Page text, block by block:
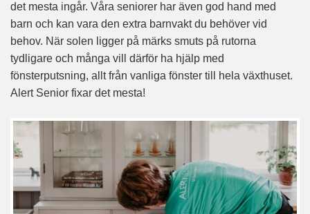
det mesta ingår. Våra seniorer har även god hand med
barn och kan vara den extra barnvakt du behöver vid
behov. När solen ligger på märks smuts på rutorna
tydligare och många vill därför ha hjälp med
fönsterputsning, allt från vanliga fönster till hela växthuset.
Alert Senior fixar det mesta!